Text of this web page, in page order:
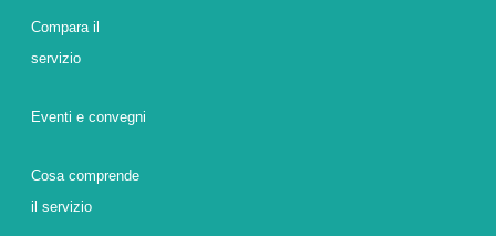
Compara il
servizio
Eventi e convegni
Cosa comprende
il servizio